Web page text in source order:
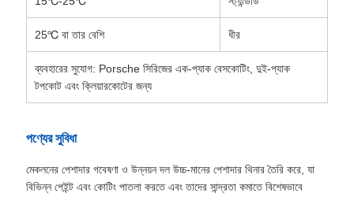
25℃ বা তার বেশি ধীর
ব্যবহারের সুযোগ: Porsche সিরিজের এক-প্যাক বেসকোটিং, দুই-প্যাক
টপকোট এবং ক্লিয়ারকোটের জন্য
পণ্যের সুবিধা
মেকলনের পেশাদার গবেষণা ও উন্নয়ন দল উচ্চ-মানের পেশাদার থিনার তৈরি করে, যা
বিভিন্ন পেইন্ট এবং কোটিং পাতলা করতে এবং তাদের সান্দ্রতা কমাতে বিশেষভাবে